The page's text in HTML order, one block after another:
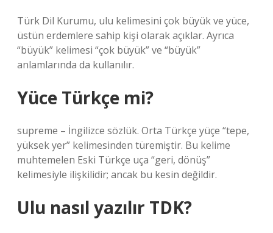
Türk Dil Kurumu, ulu kelimesini çok büyük ve yüce,
üstün erdemlere sahip kişi olarak açıklar. Ayrıca
“büyük” kelimesi “çok büyük” ve “büyük”
anlamlarında da kullanılır.
Yüce Türkçe mi?
supreme – İngilizce sözlük. Orta Türkçe yüçe “tepe,
yüksek yer” kelimesinden türemiştir. Bu kelime
muhtemelen Eski Türkçe uça “geri, dönüş”
kelimesiyle ilişkilidir; ancak bu kesin değildir.
Ulu nasıl yazılır TDK?